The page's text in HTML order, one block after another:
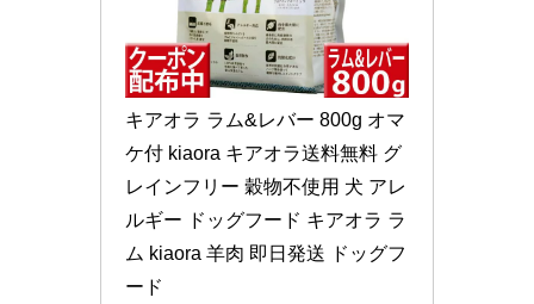
キアオラ ラム&レバー 800g オマ
ケ付 kiaora キアオラ送料無料 グ
レインフリー 穀物不使用 犬 アレ
ルギー ドッグフード キアオラ ラ
ム kiaora 羊肉 即日発送 ドッグフ
ード